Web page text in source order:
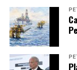
establecer las
organización,
de la estructura
México, así como
funcionamiento y
Administración,